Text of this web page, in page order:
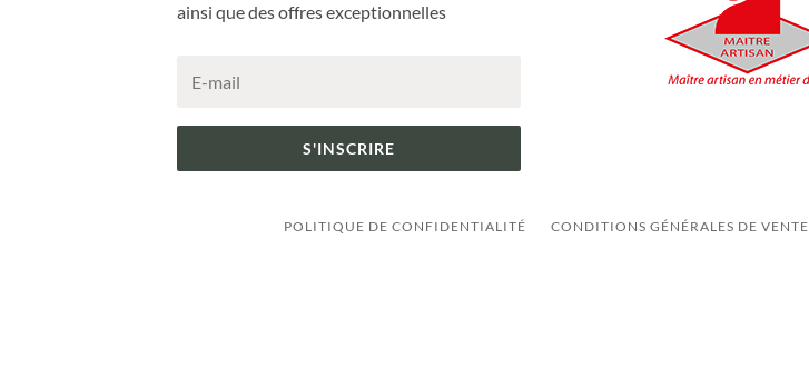
ainsi que des offres exceptionnelles
S'INSCRIRE
POLITIQUE DE CONFIDENTIALITÉ CONDITIONS GÉNÉRALES DE VENTE